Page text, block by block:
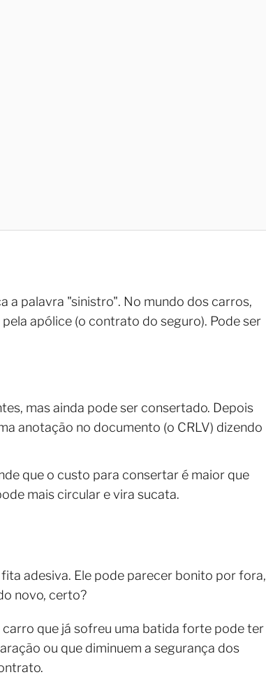
a palavra "sinistro". No mundo dos carros,
apólice (o contrato do seguro). Pode ser
mas ainda pode ser consertado. Depois
anotação no documento (o CRLV) dizendo
que o custo para consertar é maior que
mais circular e vira sucata.
adesiva. Ele pode parecer bonito por fora,
novo, certo?
que já sofreu uma batida forte pode ter
ou que diminuem a segurança dos